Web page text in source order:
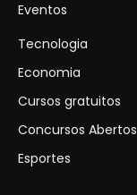
Eventos
Tecnologia
Economia
Cursos gratuitos
Concursos Abertos
Esportes